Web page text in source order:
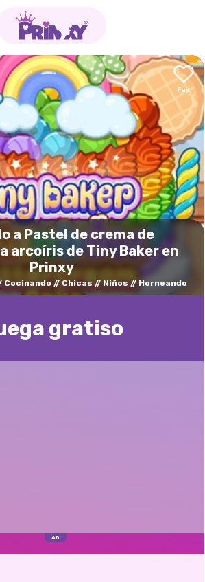
a Pastel de crema de
arcoíris de Tiny Baker en
Prinxy
Cocinando Chicas Niños Horneando
gratisо